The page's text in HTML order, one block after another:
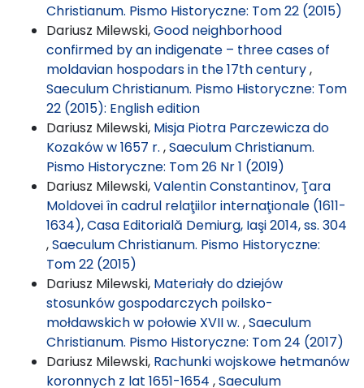
Christianum. Pismo Historyczne: Tom 22 (2015)
Dariusz Milewski,Good neighborhood
confirmed by an indigenate – three cases of
moldavian hospodars in the 17th century,
Saeculum Christianum. Pismo Historyczne: Tom
22 (2015): English edition
Dariusz Milewski, Misja Piotra Parczewicza do
Kozaków w 1657 r. ,Saeculum Christianum.
Pismo Historyczne: Tom 26 Nr 1 (2019)
Dariusz Milewski,Valentin Constantinov, Ţara
Moldovei în cadrul relaţiilor internaţionale (1611-
1634), Casa Editorială Demiurg, Iaşi 2014, ss. 304
,Saeculum Christianum. Pismo Historyczne:
Tom 22 (2015)
Dariusz Milewski, Materiały do dziejów
stosunków gospodarczych poilsko-
mołdawskich w połowie XVII w. ,Saeculum
Christianum. Pismo Historyczne: Tom 24 (2017)
Dariusz Milewski, Rachunki wojskowe hetmanów
koronnych z lat 1651-1654 ,Saeculum